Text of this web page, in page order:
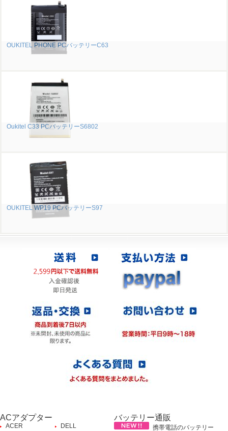
OUKITEL PHONE PCバッテリーC63
Oukitel C33 PCバッテリーS6802
OUKITEL WP19 PCバッテリーS97
ACアダプター
ACER DELL
バッテリー通販
携帯電話のバッテリー